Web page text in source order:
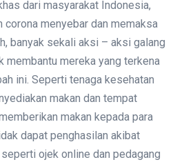
dari masyarakat Indonesia,
menyebar dan memaksa
banyak sekali aksi – aksi galang
membantu mereka yang terkena
ini. Seperti tenaga kesehatan
makan dan tempat
makan kepada para
dapat penghasilan akibat
ojek online dan pedagang